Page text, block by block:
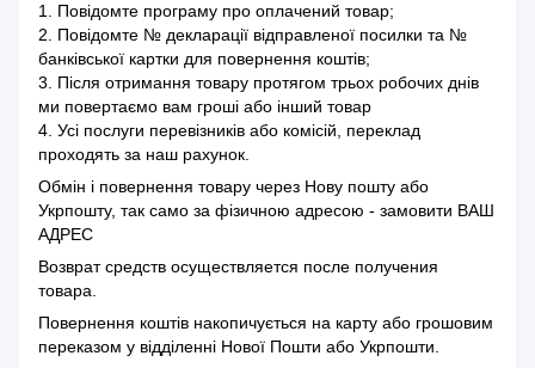
1. Повідомте програму про оплачений товар;
2. Повідомте № декларації відправленої посилки та №
банківської картки для повернення коштів;
3. Після отримання товару протягом трьох робочих днів
ми повертаємо вам гроші або інший товар
4. Усі послуги перевізників або комісій, переклад
проходять за наш рахунок.
Обмін і повернення товару через Нову пошту або
Укрпошту, так само за фізичною адресою - замовити ВАШ
АДРЕС
Возврат средств осуществляется после получения
товара.
Повернення коштів накопичується на карту або грошовим
переказом у відділенні Нової Пошти або Укрпошти.